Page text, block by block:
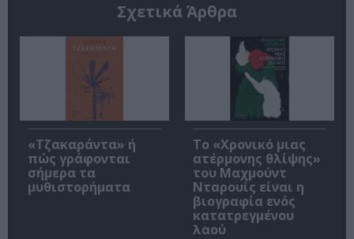
Σχετικά Άρθρα
«Τζακαράντα» ή
πώς γράφονται
σήμερα τα
μυθιστορήματα
Το «Χρονικό μιας
ατέρμονης θλίψης»
του Μαχμούντ
Νταρουίς είναι η
βιογραφία ενός
κατατρεγμένου
λαού